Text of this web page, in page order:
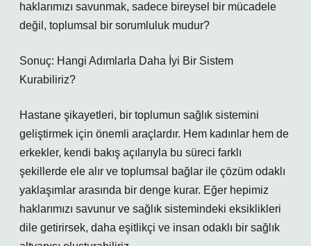
haklarımızı savunmak, sadece bireysel bir mücadele
değil, toplumsal bir sorumluluk mudur?
Sonuç: Hangi Adımlarla Daha İyi Bir Sistem
Kurabiliriz?
Hastane şikayetleri, bir toplumun sağlık sistemini
geliştirmek için önemli araçlardır. Hem kadınlar hem de
erkekler, kendi bakış açılarıyla bu süreci farklı
şekillerde ele alır ve toplumsal bağlar ile çözüm odaklı
yaklaşımlar arasında bir denge kurar. Eğer hepimiz
haklarımızı savunur ve sağlık sistemindeki eksiklikleri
dile getirirsek, daha eşitlikçi ve insan odaklı bir sağlık